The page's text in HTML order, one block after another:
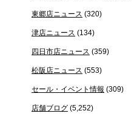
東郷店ニュース (320)
津店ニュース (134)
四日市店ニュース (359)
松阪店ニュース (553)
セール・イベント情報 (309)
店舗ブログ (5,252)